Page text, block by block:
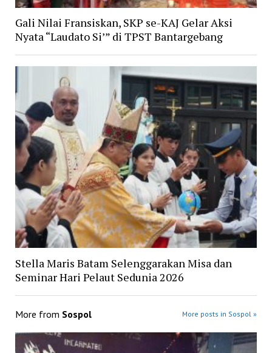
Gali Nilai Fransiskan, SKP se-KAJ Gelar Aksi
Nyata “Laudato Si’” di TPST Bantargebang
Stella Maris Batam Selenggarakan Misa dan
Seminar Hari Pelaut Sedunia 2026
More from Sospol More posts in Sospol »